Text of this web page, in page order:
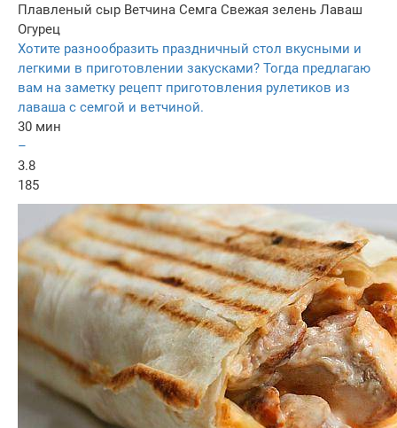
Плавленый сыр Ветчина Семга Свежая зелень Лаваш
Огурец
Хотите разнообразить праздничный стол вкусными и
легкими в приготовлении закусками? Тогда предлагаю
вам на заметку рецепт приготовления рулетиков из
лаваша с семгой и ветчиной.
30 мин
–
3.8
185